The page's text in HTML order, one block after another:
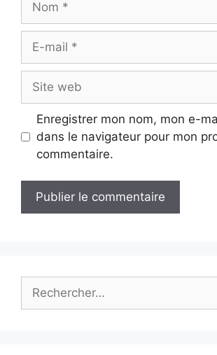
mail
web
Enregistrer mon nom, mon e-
dans le navigateur pour mon
commentaire.
Rechercher :